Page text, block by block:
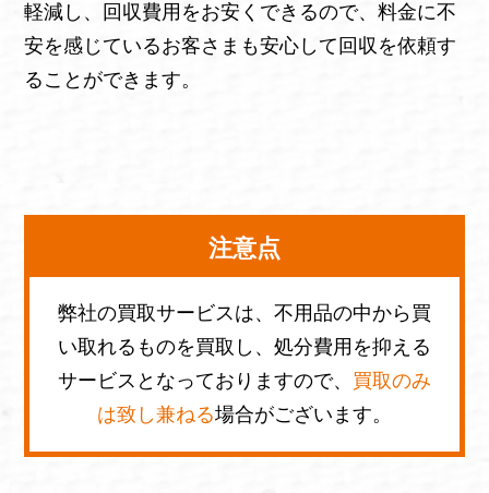
軽減し、回収費用をお安くできるので、料金に不
安を感じているお客さまも安心して回収を依頼す
ることができます。
注意点
弊社の買取サービスは、不用品の中から買
い取れるものを買取し、処分費用を抑える
サービスとなっておりますので、 買取のみ
は致し兼ねる場合がございます。